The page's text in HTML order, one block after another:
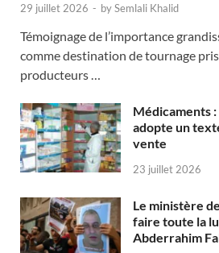
29 juillet 2026 - bySemlali Khalid
Témoignage de l’importance
comme destination de tournage
producteurs …
Médicaments
adopte un
vente
23 juillet 2026
Le ministère
faire toute la
Abderrahim